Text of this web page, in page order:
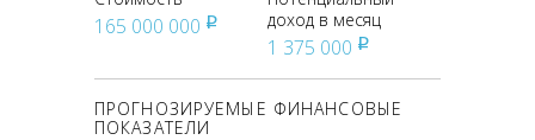
165 000 000 pуб
доход в месяц
1 375 000 pуб
ПРОГНОЗИРУЕМЫЕ ФИНАНСОВЫЕ
ПОКАЗАТЕЛИ